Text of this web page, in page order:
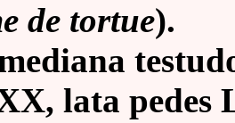
de tortue).
lata pedes